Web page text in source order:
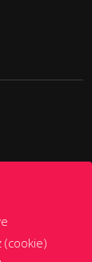
(cookie)